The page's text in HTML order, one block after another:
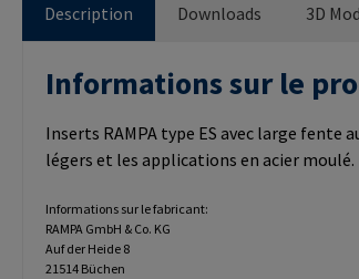
Description Downloads 3D
Informations sur le
Inserts RAMPA type ES avec large
légers et les applications en acier moulé.
Informations sur le fabricant:
RAMPA GmbH & Co. KG
Auf der Heide 8
21514 Büchen